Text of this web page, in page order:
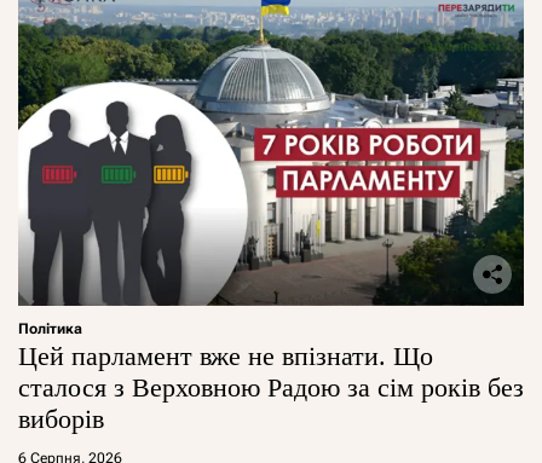
Політика
Цей парламент вже не впізнати. Що
сталося з Верховною Радою за сім років без
виборів
6 Серпня, 2026